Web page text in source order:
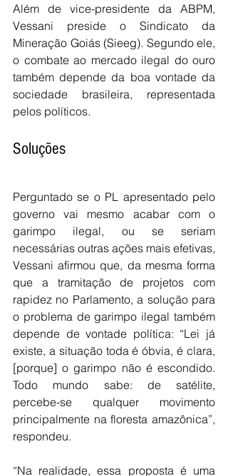
Além de vice-presidente da ABPM,
Vessani preside o Sindicato da
Mineração Goiás (Sieeg). Segundo ele,
o combate ao mercado ilegal do ouro
também depende da boa vontade da
sociedade brasileira, representada
pelos políticos.
Soluções
Perguntado se o PL apresentado pelo
governo vai mesmo acabar com o
garimpo ilegal, ou se seriam
necessárias outras ações mais efetivas,
Vessani afirmou que, da mesma forma
que a tramitação de projetos com
rapidez no Parlamento, a solução para
o problema de garimpo ilegal também
depende de vontade política: “Lei já
existe, a situação toda é óbvia, é clara,
[porque] o garimpo não é escondido.
Todo mundo sabe: de satélite,
percebe-se qualquer movimento
principalmente na floresta amazônica”,
respondeu.
“Na realidade, essa proposta é uma